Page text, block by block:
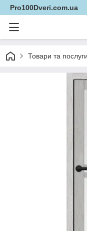
Pro100Dveri.com.ua
Товари та послуги